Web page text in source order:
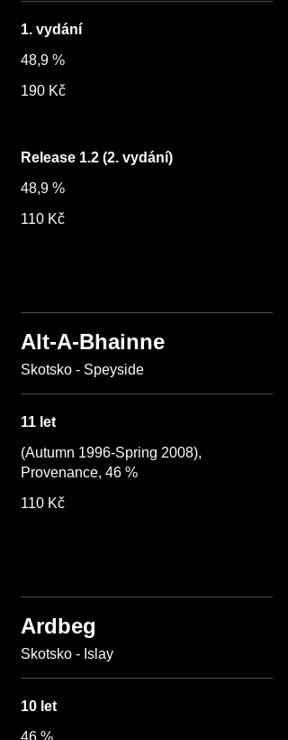
1. vydání
48,9 %
190 Kč
Release 1.2 (2. vydání)
48,9 %
110 Kč
Alt-A-Bhainne
Skotsko - Speyside
11 let
(Autumn 1996-Spring 2008),
Provenance, 46 %
110 Kč
Ardbeg
Skotsko - Islay
10 let
46 %